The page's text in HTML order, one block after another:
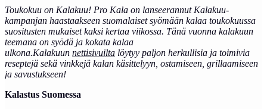
Toukokuu on Kalakuu! Pro Kala on lanseerannut Kalakuu-
kampanjan haastaakseen suomalaiset syömään kalaa toukokuussa
suositusten mukaiset kaksi kertaa viikossa. Tänä vuonna kalakuun
teemana on syödä ja kokata kalaa
ulkona.Kalakuun nettisivuilta löytyy paljon herkullisia ja toimivia
reseptejä sekä vinkkejä kalan käsittelyyn, ostamiseen, grillaamiseen
ja savustukseen!
Kalastus Suomessa